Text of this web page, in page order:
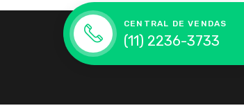
CENTRAL DE VENDAS
(11) 2236-3733